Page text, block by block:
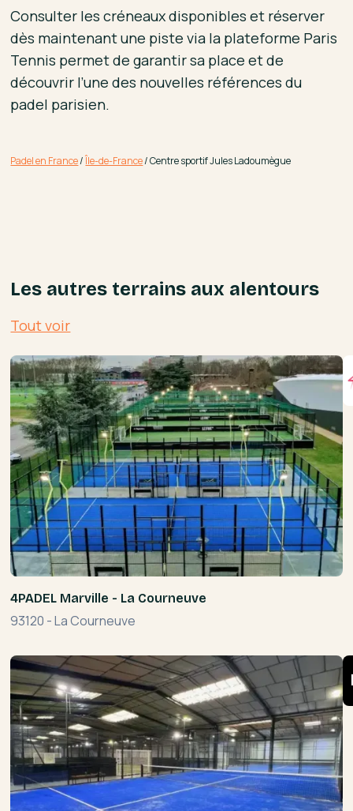
Consulter les créneaux disponibles et réserver
dès maintenant une piste via la plateforme Paris
Tennis permet de garantir sa place et de
découvrir l’une des nouvelles références du
padel parisien.
Padel en France/Île-de-France/Centre sportif Jules Ladoumègue
Les autres terrains aux alentours
Tout voir
4PADEL Marville - La Courneuve
93120 -La Courneuve